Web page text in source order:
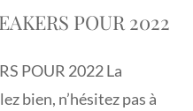
POUR 2022
POUR 2022 La
bien, n’hésitez pas à